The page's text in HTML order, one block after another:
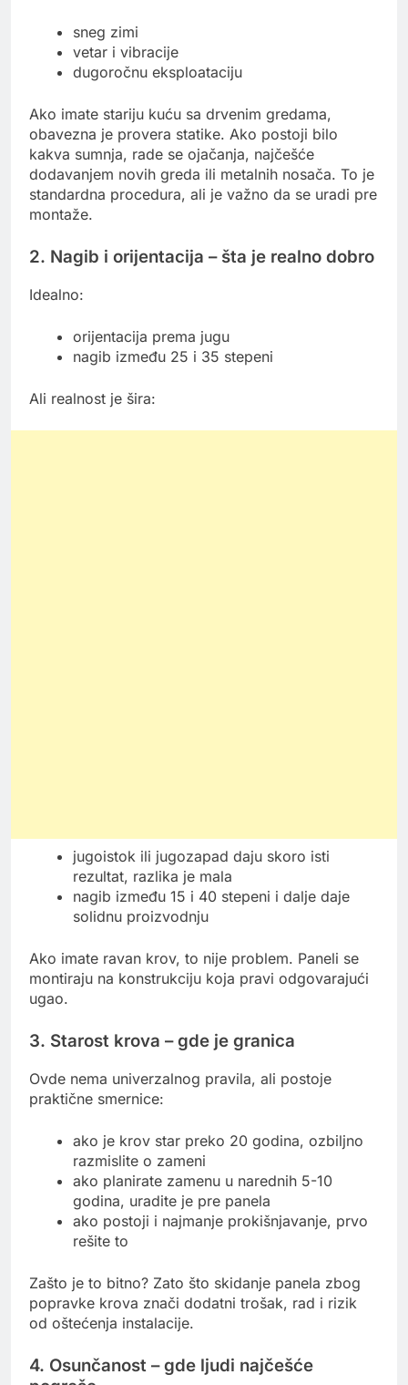
sneg zimi
vetar i vibracije
dugoročnu eksploataciju
Ako imate stariju kuću sa drvenim gredama,
obavezna je provera statike. Ako postoji bilo
kakva sumnja, rade se ojačanja, najčešće
dodavanjem novih greda ili metalnih nosača. To je
standardna procedura, ali je važno da se uradi pre
montaže.
2. Nagib i orijentacija – šta je realno dobro
Idealno:
orijentacija prema jugu
nagib između 25 i 35 stepeni
Ali realnost je šira:
jugoistok ili jugozapad daju skoro isti
rezultat, razlika je mala
nagib između 15 i 40 stepeni i dalje daje
solidnu proizvodnju
Ako imate ravan krov, to nije problem. Paneli se
montiraju na konstrukciju koja pravi odgovarajući
ugao.
3. Starost krova – gde je granica
Ovde nema univerzalnog pravila, ali postoje
praktične smernice:
ako je krov star preko 20 godina, ozbiljno
razmislite o zameni
ako planirate zamenu u narednih 5-10
godina, uradite je pre panela
ako postoji i najmanje prokišnjavanje, prvo
rešite to
Zašto je to bitno? Zato što skidanje panela zbog
popravke krova znači dodatni trošak, rad i rizik
od oštećenja instalacije.
4. Osunčanost – gde ljudi najčešće